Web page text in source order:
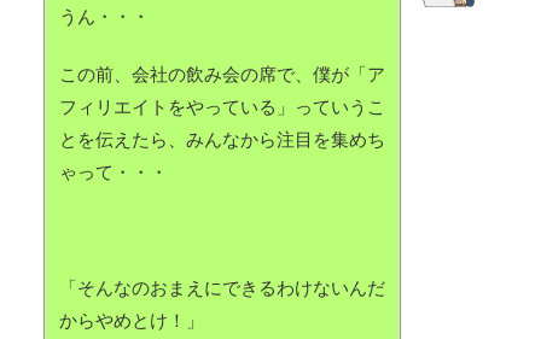
うん・・・
この前、会社の飲み会の席で、僕が「ア
フィリエイトをやっている」っていうこ
とを伝えたら、みんなから注目を集めち
ゃって・・・
「そんなのおまえにできるわけないんだ
からやめとけ！」